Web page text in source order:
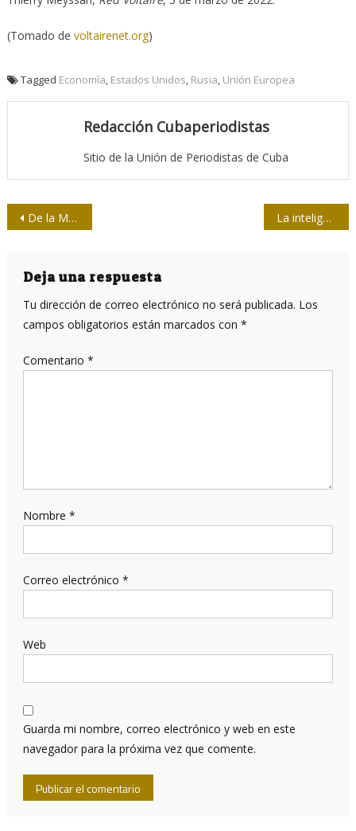
(Tomado de voltairenet.org)
Tagged Economía Estados Unidos Rusia Unión Europea
Redacción Cubaperiodistas
Sitio de la Unión de Periodistas de Cuba
Navegación
entradas
De la Masacre de Rosewood a Martin Luther King: ¿hacia dónde vamos? La inteligencia artificial, la tecnociencia y la cultura humanista
Deja una respuesta
Tu dirección de correo electrónico no será publicada. Los
campos obligatorios están marcados con *
Comentario *
Nombre *
Correo electrónico *
Web
Guarda mi nombre, correo electrónico y web en este
navegador para la próxima vez que comente.